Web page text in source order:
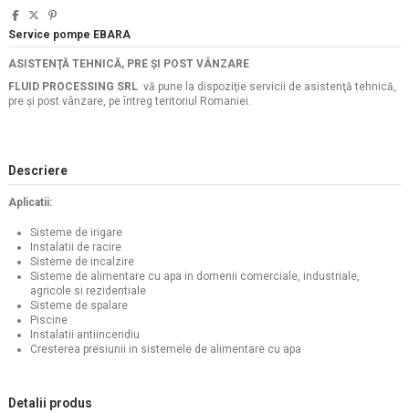
Service pompe EBARA
ASISTENŢĂ TEHNICĂ, PRE ŞI POST VÂNZARE
FLUID PROCESSING SRL vă pune la dispoziţie servicii de asistenţă tehnică,
pre şi post vânzare, pe întreg teritoriul Romaniei.
Descriere
Aplicatii:
Sisteme de irigare
Instalatii de racire
Sisteme de incalzire
Sisteme de alimentare cu apa in domenii comerciale, industriale,
agricole si rezidentiale
Sisteme de spalare
Piscine
Instalatii antiincendiu
Cresterea presiunii in sistemele de alimentare cu apa
Detalii produs